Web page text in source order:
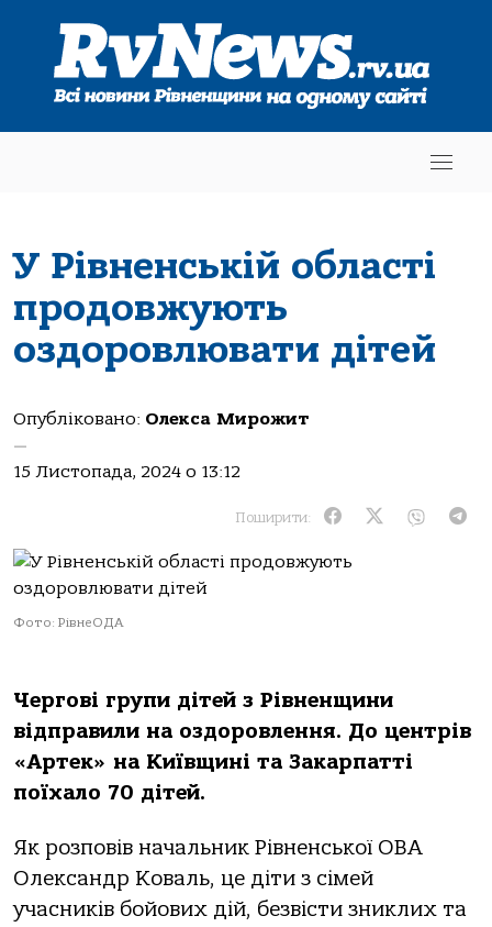
У Рівненській області
продовжують
оздоровлювати дітей
Опубліковано: Олекса Мирожит
—
15 Листопада, 2024 о 13:12
Поширити:
Фото: РівнеОДА
Чергові групи дітей з Рівненщини
відправили на оздоровлення. До центрів
«Артек» на Київщині та Закарпатті
поїхало 70 дітей.
Як розповів начальник Рівненської ОВА
Олександр Коваль, це діти з сімей
учасників бойових дій, безвісти зниклих та